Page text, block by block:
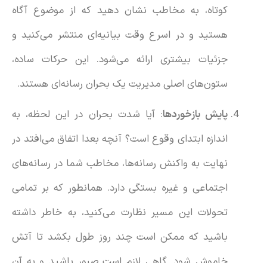
کوتاه، به مخاطب نشان دهید که از موضوع‌ آگاه
هستید و در اسرع وقت بیانیه‌ای منتشر می‌کنید و
جزئیات بیشتری ارائه می‌شود. این حرکات ساده،
ستون‌های اصلی مدیریت یک بحران رسانه‌ای هستند.
پایش بازخوردها: آیا شدت بحران در این لحظه، به
اندازه ابتدای وقوع است؟ آنچه بعدا اتفاق می‌افتد در
نهایت به واکنش رسانه‌ها، مخاطب شما در رسانه‌های
اجتماعی و غیره بستگی دارد. همانطور که بر تمامی
تحولات این مسیر نظارت می‌کنید، به خاطر داشته
باشید که ممکن است چند روز طول بکشد تا آتش